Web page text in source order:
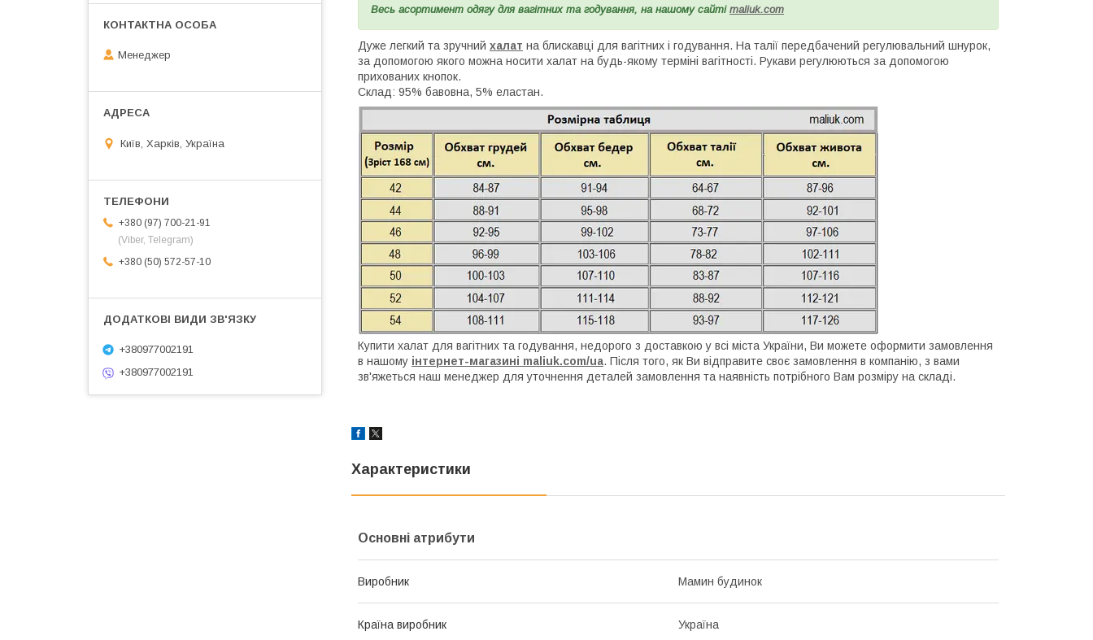
Весь асортимент одягу для вагітних та годування, на нашому сайті maliuk.com
Дуже легкий та зручний халат на блискавці для вагітних і годування. На талії передбачений регулювальний шнурок,
за допомогою якого можна носити халат на будь-якому терміні вагітності. Рукави регулюються за допомогою
прихованих кнопок.
Склад: 95% бавовна, 5% еластан.
Купити халат для вагітних та годування, недорого з доставкою у всі міста України, Ви можете оформити замовлення
в нашому інтернет-магазині maliuk.com/ua. Після того, як Ви відправите своє замовлення в компанію, з вами
зв'яжеться наш менеджер для уточнення деталей замовлення та наявність потрібного Вам розміру на складі.
Характеристики
Основні атрибути
Виробник Мамин будинок
Країна виробник Україна
Менеджер
Київ, Харків, Україна
+380 (97) 700-21-91
(Viber, Telegram)
+380 (50) 572-57-10
+380977002191
+380977002191